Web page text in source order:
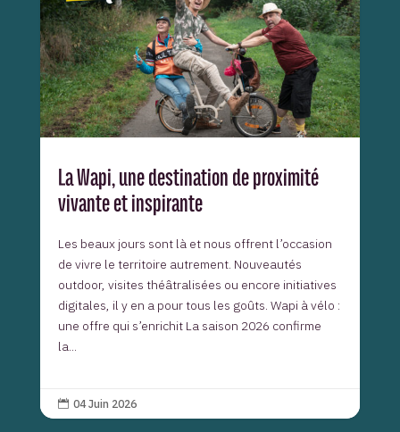
La Wapi, une destination de proximité
vivante et inspirante
Les beaux jours sont là et nous offrent l’occasion
de vivre le territoire autrement. Nouveautés
outdoor, visites théâtralisées ou encore initiatives
digitales, il y en a pour tous les goûts. Wapi à vélo :
une offre qui s’enrichit La saison 2026 confirme
la...
 04 Juin 2026